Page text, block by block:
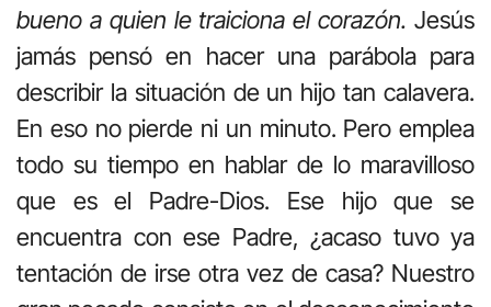
bueno a quien le traiciona el corazón. Jesús
jamás pensó en hacer una parábola para
describir la situación de un hijo tan calavera.
En eso no pierde ni un minuto. Pero emplea
todo su tiempo en hablar de lo maravilloso
que es el Padre-Dios. Ese hijo que se
encuentra con ese Padre, ¿acaso tuvo ya
tentación de irse otra vez de casa? Nuestro